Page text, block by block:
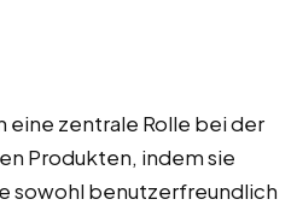
eine zentrale Rolle bei der
Produkten, indem sie
sowohl benutzerfreundlich